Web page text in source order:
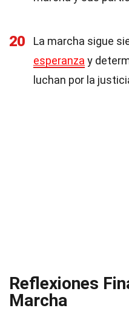
20
La marcha sigue
esperanza y
luchan por la
Reflexiones
Marcha